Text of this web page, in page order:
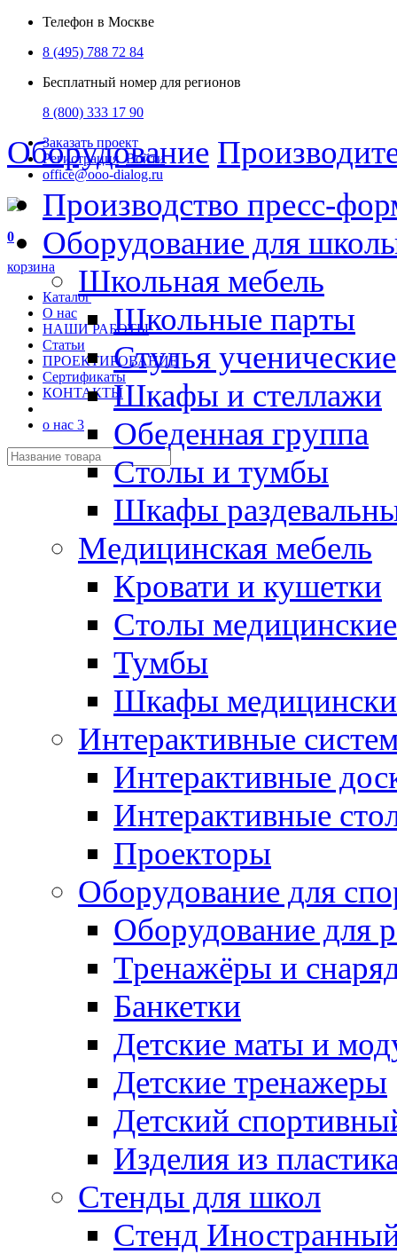
Телефон в Москве
8 (495) 788 72 84
Бесплатный номер для регионов
8 (800) 333 17 90
Заказать проект
Регистрация Войти
office@ooo-dialog.ru
0
корзина
Каталог
О нас
НАШИ РАБОТЫ
Статьи
ПРОЕКТИРОВАНИЕ
Сертификаты
КОНТАКТЫ
о нас 3
Оборудование
Производство пресс-
Оборудование для
Школьная мебель
Школьные парты
Стулья ученические
Шкафы и стеллажи
Обеденная группа
Столы и тумбы
Шкафы
Медицинская мебель
Кровати и кушетки
Столы медицинские
Тумбы
Шкафы
Интерактивные
Интерактивные
Интерактивные
Проекторы
Оборудование для
Оборудование для
Тренажёры и
Банкетки
Детские маты и
Детские тренажеры
Детский
Изделия из
Стенды для школ
Стенд